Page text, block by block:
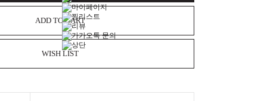
ADD TO CART
WISH LIST